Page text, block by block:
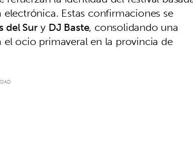
Estas confirmaciones se
del Sury DJ Baste, consolidando una
ocio primaveral en la provincia de